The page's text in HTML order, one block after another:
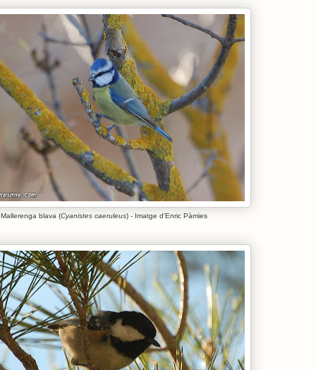
Mallerenga blava (Cyanistes caeruleus) - Imatge d'Enric Pàmies